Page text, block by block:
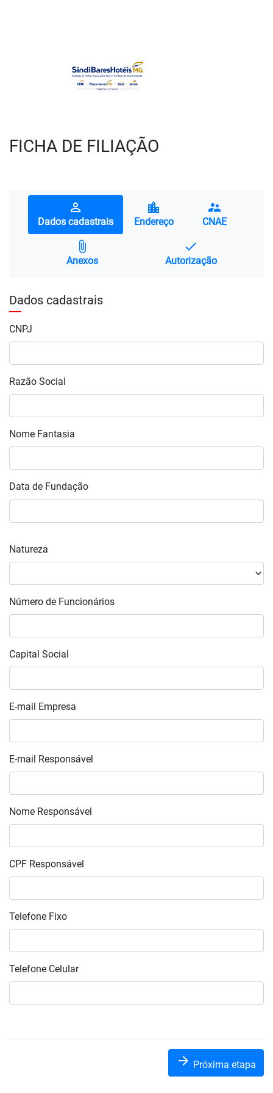
FICHA DE FILIAÇÃO
perm_identity
Dados cadastrais
location_city
Endereço
supervisor_account
CNAE
attach_file
Anexos
done
Autorização
Dados cadastrais
CNPJ
Razão Social
Nome Fantasia
Data de Fundação
Natureza
Número de Funcionários
Capital Social
E-mail Empresa
E-mail Responsável
Nome Responsável
CPF Responsável
Telefone Fixo
Telefone Celular
arrow_forward Próxima etapa